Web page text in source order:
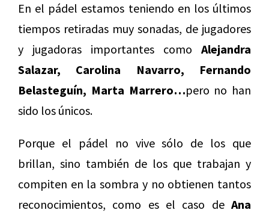
En el pádel estamos teniendo en los últimos
tiempos retiradas muy sonadas, de jugadores
y jugadoras importantes como Alejandra
Salazar, Carolina Navarro, Fernando
Belasteguín, Marta Marrero…pero no han
sido los únicos.
Porque el pádel no vive sólo de los que
brillan, sino también de los que trabajan y
compiten en la sombra y no obtienen tantos
reconocimientos, como es el caso de Ana